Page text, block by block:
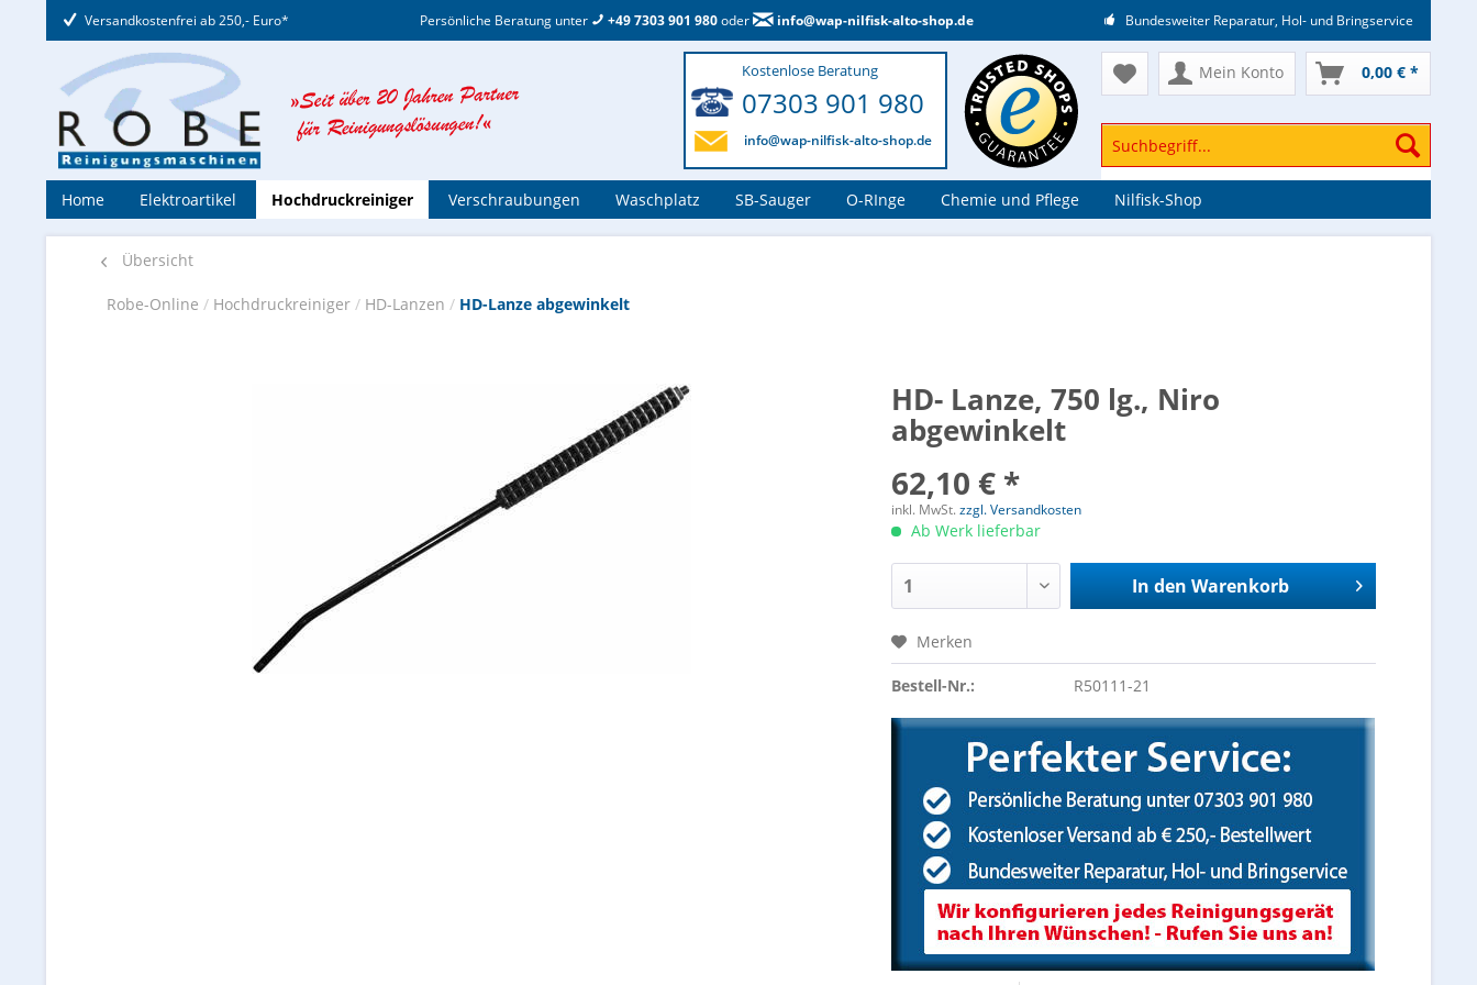
Versandkostenfrei ab 250,- Euro* Persönliche Beratung unter +49 7303 901 980oder info@wap-nilfisk-alto-shop.de Bundesweiter Reparatur, Hol- und Bringservice
Kostenlose Beratung
07303 901 980
info@wap-nilfisk-alto-shop.de
Mein Konto 0,00 € *
Home Elektroartikel Hochdruckreiniger Verschraubungen Waschplatz SB-Sauger O-RInge Chemie und Pflege Nilfisk-Shop
Übersicht
Robe-Online / Hochdruckreiniger / HD-Lanzen / HD-Lanze abgewinkelt
HD- Lanze, 750 lg., Niro
abgewinkelt
62,10 € *
inkl. MwSt.zzgl. Versandkosten
Ab Werk lieferbar
In den Warenkorb
Merken
Bestell-Nr.: R50111-21